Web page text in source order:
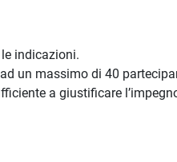
indicazioni.
un massimo di 40
a giustificare